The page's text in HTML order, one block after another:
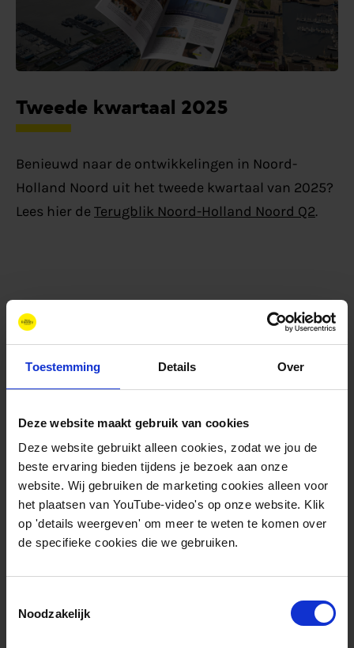
Toestemming Details Over
Deze website maakt gebruik van cookies
Deze website gebruikt alleen cookies, zodat we jou de
beste ervaring bieden tijdens je bezoek aan onze
website. Wij gebruiken de marketing cookies alleen voor
het plaatsen van YouTube-video's op onze website. Klik
op 'details weergeven' om meer te weten te komen over
de specifieke cookies die we gebruiken.
Noodzakelijk
Tweede kwartaal 2025
Benieuwd naar de ontwikkelingen in Noord-
Holland Noord uit het tweede kwartaal van 2025?
Lees hier de Terugblik Noord-Holland Noord Q2.
Gerelateerde nieuwsberichten
Vacature
augustus 4, 2026
Projectontwikkelaar en -
manager